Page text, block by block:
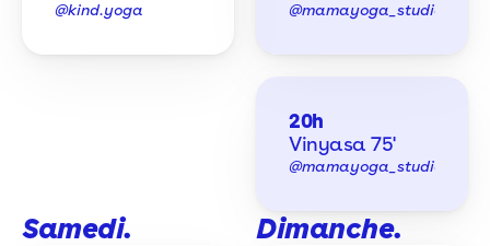
@kind.yoga @mamayoga_studio
20h
Vinyasa 75'
@mamayoga_studio
Samedi. Dimanche.